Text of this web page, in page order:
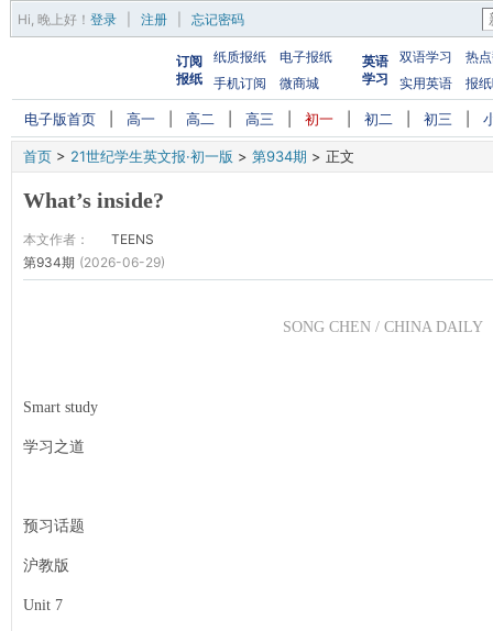
Hi, 晚上好 ！ 登录 注册 忘记密码
订阅
报纸
纸质报纸
电子报纸
手机订阅
微商城
英语
学习
双语学习
热
实用英语
报
电子版首页 高一 高二 高三 初一 初二 初三
首页 > 21世纪学生英文报·初一版 > 第934期 > 正文
What’s inside?
本文作者：
TEENS
第934期 (2026-06-29)
SONG CHEN / CHINA DAILY
Smart study
学习之道
预习话题
沪教版
Unit 7